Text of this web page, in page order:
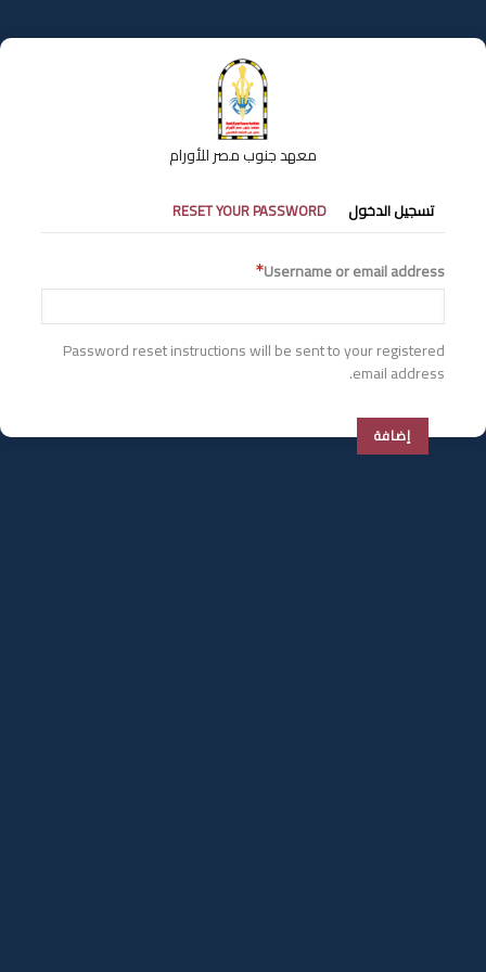
إلى
المحتوى
معهد جنوب مصر للأورام
التبويبات
الأساسية
تسجيل الدخول RESET YOUR PASSWORD
Username or email address
Password reset instructions will be sent to your registered
email address.